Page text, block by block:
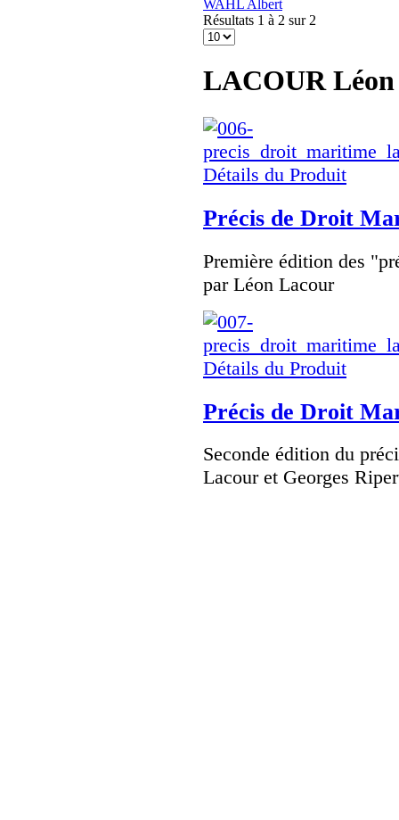
WAHL Albert
Résultats 1 à 2 sur 2
LACOUR Léon
Détails du Produit
Précis de Droit
Première édition des
par Léon Lacour
Détails du Produit
Précis de Droit
Seconde édition du
Lacour et Georges